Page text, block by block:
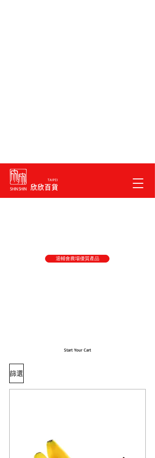
退輔會農場優質產品
Start Your Cart
篩選